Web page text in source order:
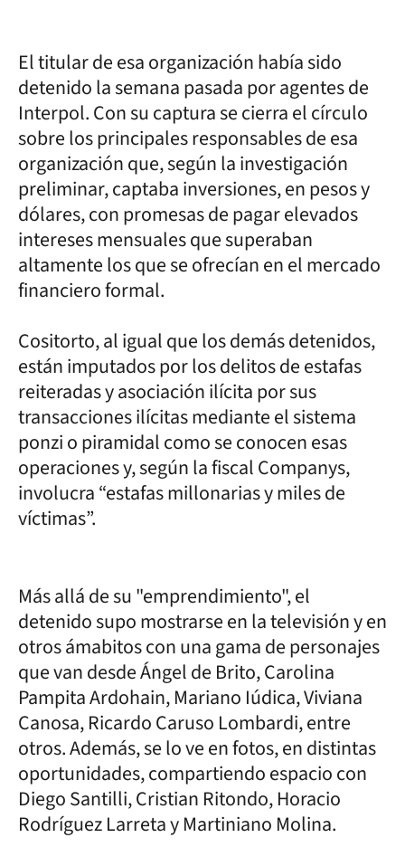
El titular de esa organización había sido
detenido la semana pasada por agentes de
Interpol. Con su captura se cierra el círculo
sobre los principales responsables de esa
organización que, según la investigación
preliminar, captaba inversiones, en pesos y
dólares, con promesas de pagar elevados
intereses mensuales que superaban
altamente los que se ofrecían en el mercado
financiero formal.
Cositorto, al igual que los demás detenidos,
están imputados por los delitos de estafas
reiteradas y asociación ilícita por sus
transacciones ilícitas mediante el sistema
ponzi o piramidal como se conocen esas
operaciones y, según la fiscal Companys,
involucra “estafas millonarias y miles de
víctimas”.
Más allá de su "emprendimiento", el
detenido supo mostrarse en la televisión y en
otros ámabitos con una gama de personajes
que van desde Ángel de Brito, Carolina
Pampita Ardohain, Mariano Iúdica, Viviana
Canosa, Ricardo Caruso Lombardi, entre
otros. Además, se lo ve en fotos, en distintas
oportunidades, compartiendo espacio con
Diego Santilli, Cristian Ritondo, Horacio
Rodríguez Larreta y Martiniano Molina.